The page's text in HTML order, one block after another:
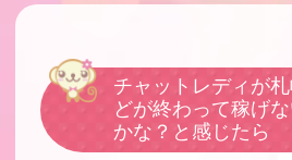
チャットレディが
どが終わって稼げ
かな？と感じたら